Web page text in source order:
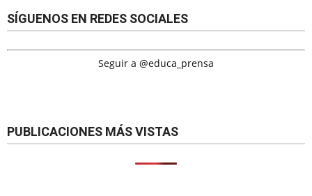
SÍGUENOS EN REDES SOCIALES
Seguir a @educa_prensa
PUBLICACIONES MÁS VISTAS